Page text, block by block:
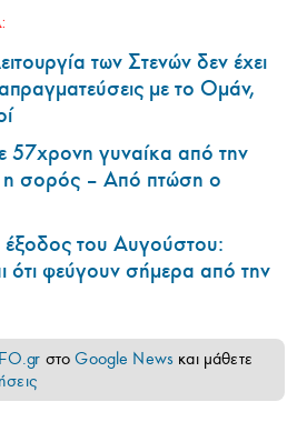
των Στενών δεν έχει
με το Ομάν,
57χρονη γυναίκα από την
η σορός – Από πτώση ο
έξοδος του Αυγούστου:
ότι φεύγουν σήμερα από την
στοGoogle News και μάθετε